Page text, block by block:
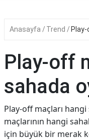
Anasayfa Trend
Play-off
sahada
Play-off maçları
maçlarının hangi
için büyük bir merak